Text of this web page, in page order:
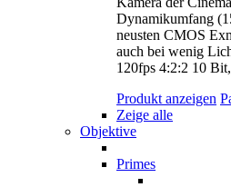
Dynamikumfang
neusten CMOS
auch bei wenig
120fps 4:2:2 10
Produkt anzeigen
Zeige alle
Objektive
Primes